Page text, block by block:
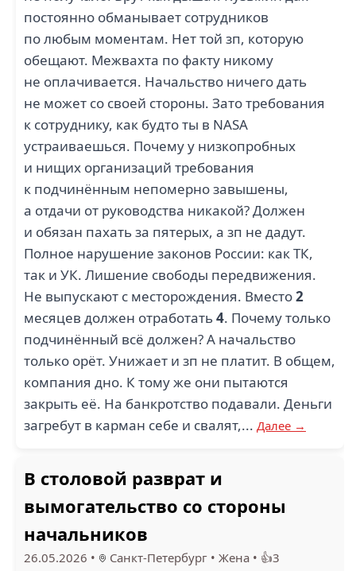
постоянно обманывает сотрудников
по любым моментам. Нет той зп, которую
обещают. Межвахта по факту никому
не оплачивается. Начальство ничего дать
не может со своей стороны. Зато требования
к сотруднику, как будто ты в NASA
устраиваешься. Почему у низкопробных
и нищих организаций требования
к подчинённым непомерно завышены,
а отдачи от руководства никакой? Должен
и обязан пахать за пятерых, а зп не дадут.
Полное нарушение законов России: как ТК,
так и УК. Лишение свободы передвижения.
Не выпускают с месторождения. Вместо2
месяцев должен отработать4. Почему только
подчинённый всё должен? А начальство
только орёт. Унижает и зп не платит. В общем,
компания дно. К тому же они пытаются
закрыть её. На банкротство подавали. Деньги
загребут в карман себе и свалят,... Далее →
В столовой разврат и
вымогательство со стороны
начальников
26.05.2026 • Санкт-Петербург • Жена • 👍3